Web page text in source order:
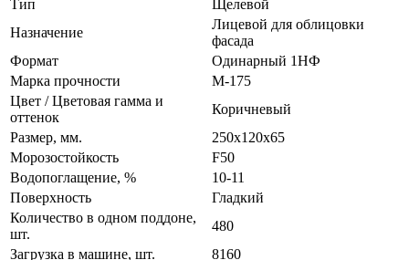
Тип
Щелевой
Назначение
Лицевой для облицовки
фасада
Формат
Одинарный 1НФ
Марка прочности
М-175
Цвет / Цветовая гамма и
оттенок
Коричневый
Размер, мм.
250х120х65
Морозостойкость
F50
Водопоглащение, %
10-11
Поверхность
Гладкий
Количество в одном поддоне,
шт.
480
Загрузка в машине, шт.
8160